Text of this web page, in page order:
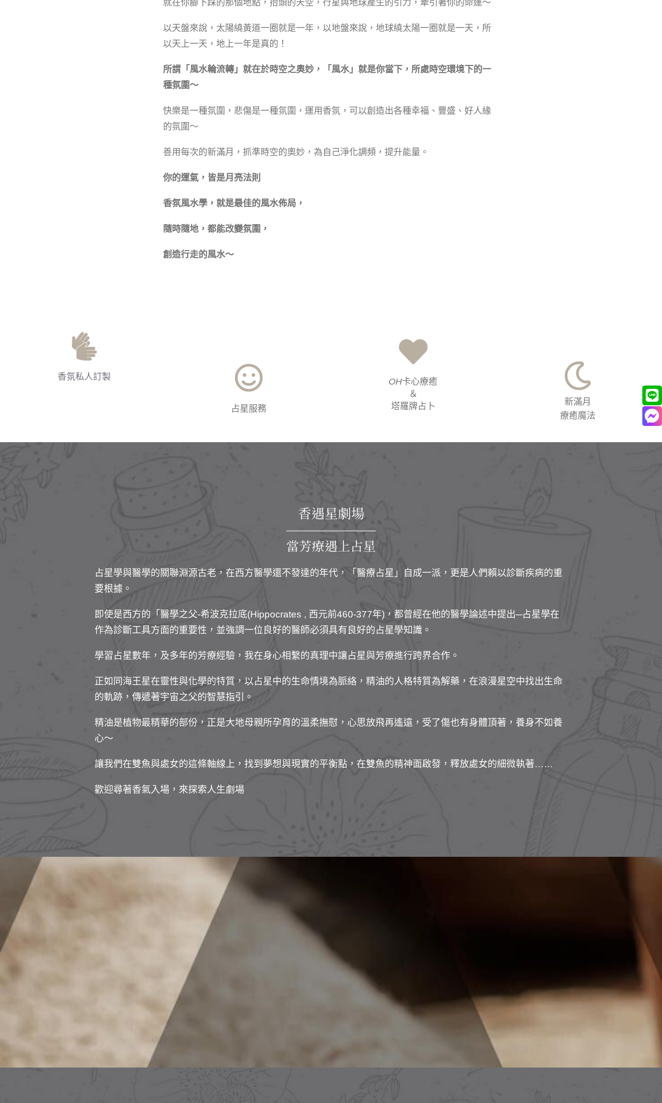
就在你腳下踩的那個地點，抬頭的天空，行星與地球產生的引力，牽引著你的命運～
以天盤來說，太陽繞黃道一圈就是一年，以地盤來說，地球繞太陽一圈就是一天， 所
以天上一天，地上一年是真的！
所謂「風水輪流轉」就在於時空之奧妙， 「風水」就是你當下， 所處時空環境下的一
種氛圍～
快樂是一種氛圍， 悲傷是一種氛圍，運用香氛， 可以創造出各種幸福、豐盛、好人緣
的氛圍～
善用每次的新滿月，抓準時空的奧妙，為自己淨化調頻，提升能量。
你的運氣，皆是月亮法則
香氛風水學， 就是最佳的風水佈局，
隨時隨地，都能改變氛圍，
創造行走的風水～
香氛私人訂製
占星服務
OH卡心療癒
＆
塔羅牌占卜
新滿月
療癒魔法
香遇星劇場
當芳療遇上占星
占星學與醫學的關聯淵源古老，在西方醫學還不發達的年代，
「醫療占星」自成一派，更是人們賴以診斷疾病的重
要根據。
即使是西方的「醫學之父-希波克拉底(Hippocrates , 西元前460-377年)，都曾經在他的醫學論述中提出─占星學在
作為診斷工具方面的重要性，並強調一位良好的醫師必須具有良好的占星學知識。
學習占星數年，及多年的芳療經驗，我在身心相繫的真理中讓占星與芳療進行跨界合作。
正如同海王星在靈性與化學的特質，以占星中的生命情境為脈絡，精油的人格特質為解藥，在浪漫星空中找出生命
的軌跡，傳遞著宇宙之父的智慧指引。
精油是植物最精華的部份，正是大地母親所孕育的溫柔撫慰，心思放飛再遙遠，受了傷也有身體頂著，養身不如養
心～
讓我們在雙魚與處女的這條軸線上，找到夢想與現實的平衡點，在雙魚的精神面啟發，釋放處女的細微執著……
歡迎尋著香氣入場，來探索人生劇場